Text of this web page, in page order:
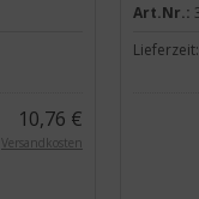
10,76 €
Versandkosten
Art.Nr.:
Lieferzeit: